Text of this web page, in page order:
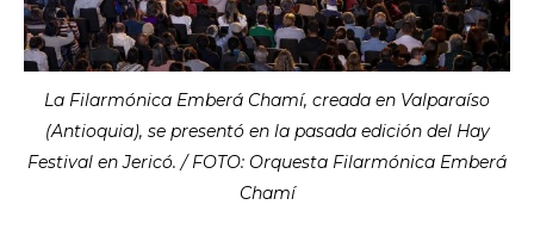
La Filarmónica Emberá Chamí, creada en Valparaíso
(Antioquia), se presentó en la pasada edición del Hay
Festival en Jericó. / FOTO: Orquesta Filarmónica Emberá
Chamí